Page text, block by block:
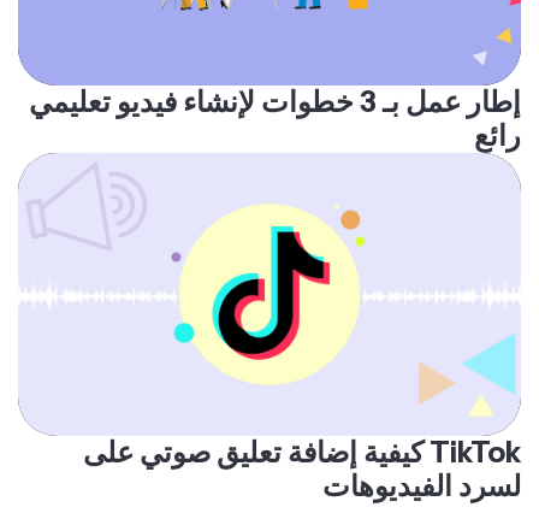
إطار عمل بـ 3 خطوات لإنشاء فيديو تعليمي
رائع
كيفية إضافة تعليق صوتي على TikTok
لسرد الفيديوهات